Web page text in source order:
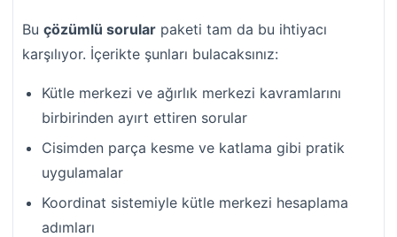
Bu çözümlü sorular paketi tam da bu ihtiyacı
karşılıyor. İçerikte şunları bulacaksınız:
Kütle merkezi ve ağırlık merkezi kavramlarını
birbirinden ayırt ettiren sorular
Cisimden parça kesme ve katlama gibi pratik
uygulamalar
Koordinat sistemiyle kütle merkezi hesaplama
adımları